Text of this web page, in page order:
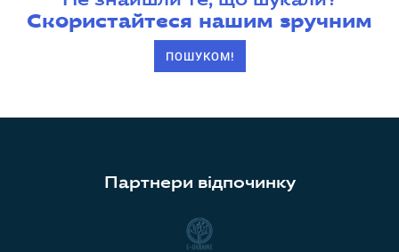
Скористайтеся нашим зручним
ПОШУКОМ!
Партнери відпочинку